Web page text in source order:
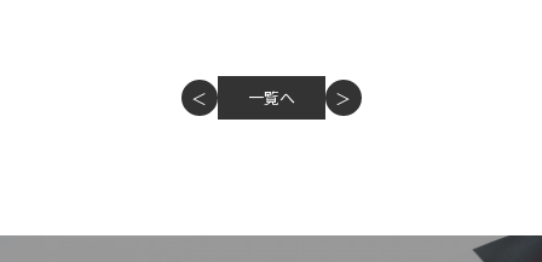
＜ 一覧へ ＞